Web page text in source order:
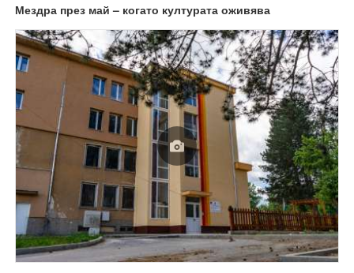
Мездра през май – когато културата оживява